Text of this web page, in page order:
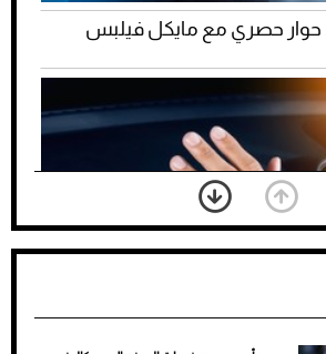
حوار حصري مع مايكل فيلبس